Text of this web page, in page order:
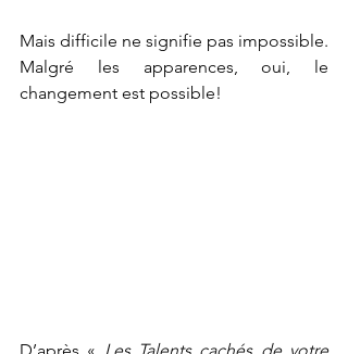
Mais difficile ne signifie pas impossible.
Malgré les apparences, oui, le
changement est possible!